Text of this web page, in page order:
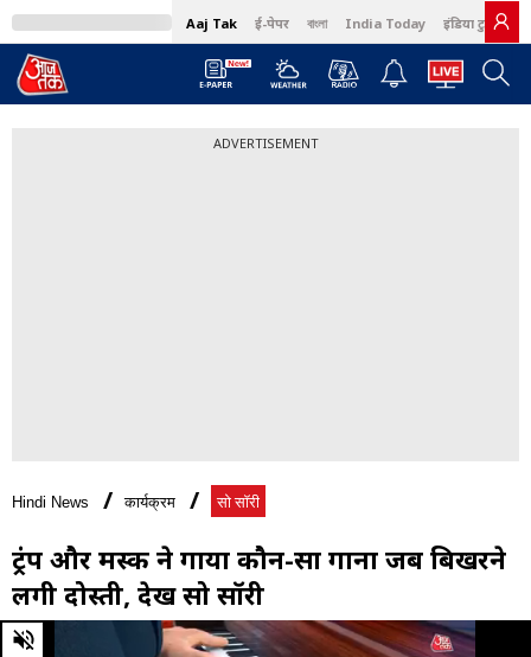
Aaj Tak ई-पेपर বাংলা India Today इंडिया टुडे हिंदी
ADVERTISEMENT
Hindi News कार्यक्रम सो सॉरी
ट्रंप और मस्क ने गाया कौन-सा गाना जब ब‍िखरने
लगी दोस्ती, देखें सो सॉरी
0
of